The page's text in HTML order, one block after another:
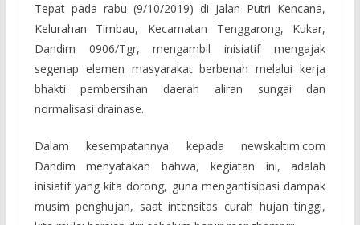
Tepat pada rabu (9/10/2019) di Jalan Putri Kencana,
Kelurahan Timbau, Kecamatan Tenggarong, Kukar,
Dandim 0906/Tgr, mengambil inisiatif mengajak
segenap elemen masyarakat berbenah melalui kerja
bhakti pembersihan daerah aliran sungai dan
normalisasi drainase.
Dalam kesempatannya kepada newskaltim.com
Dandim menyatakan bahwa, kegiatan ini, adalah
inisiatif yang kita dorong, guna mengantisipasi dampak
musim penghujan, saat intensitas curah hujan tinggi,